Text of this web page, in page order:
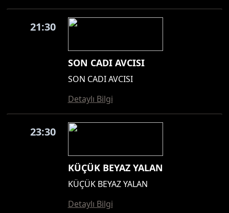
21:30
SON CADI AVCISI
SON CADI AVCISI
Detaylı Bilgi
23:30
KÜÇÜK BEYAZ YALAN
KÜÇÜK BEYAZ YALAN
Detaylı Bilgi